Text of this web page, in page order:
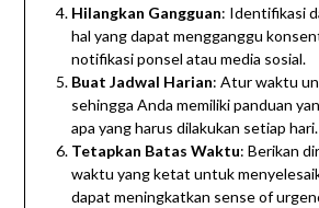
Hilangkan Gangguan: Identifikasi
hal yang dapat mengganggu
notifikasi ponsel atau media sosial.
Buat Jadwal Harian: Atur waktu
sehingga Anda memiliki panduan
apa yang harus dilakukan setiap hari.
Tetapkan Batas Waktu: Berikan
waktu yang ketat untuk
dapat meningkatkan sense of